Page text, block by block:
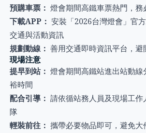
預購車票： 燈會期間高鐵車票熱門，務
下載APP： 安裝「2026台灣燈會」官
交通與活動資訊
規劃動線： 善用交通即時資訊平台，避
現場注意
提早到站： 燈會期間高鐵站進出站動
裕時間
配合引導： 請依循站務人員及現場工
隊
輕裝前往： 攜帶必要物品即可，避免大